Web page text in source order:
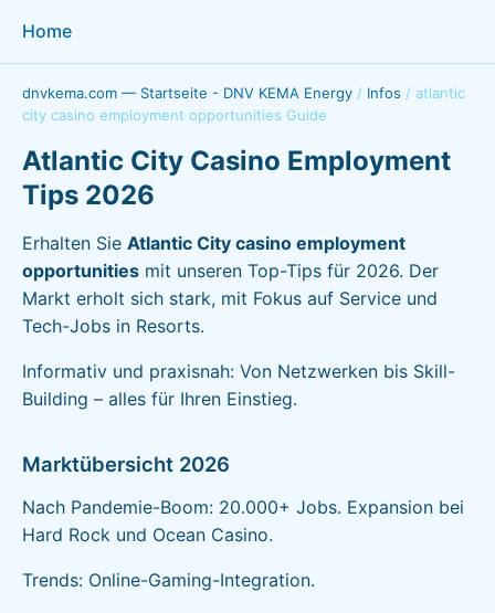
Home
dnvkema.com — Startseite - DNV KEMA Energy / Infos / atlantic
city casino employment opportunities Guide
Atlantic City Casino Employment
Tips 2026
Erhalten Sie Atlantic City casino employment
opportunities mit unseren Top-Tips für 2026. Der
Markt erholt sich stark, mit Fokus auf Service und
Tech-Jobs in Resorts.
Informativ und praxisnah: Von Netzwerken bis Skill-
Building – alles für Ihren Einstieg.
Marktübersicht 2026
Nach Pandemie-Boom: 20.000+ Jobs. Expansion bei
Hard Rock und Ocean Casino.
Trends: Online-Gaming-Integration.